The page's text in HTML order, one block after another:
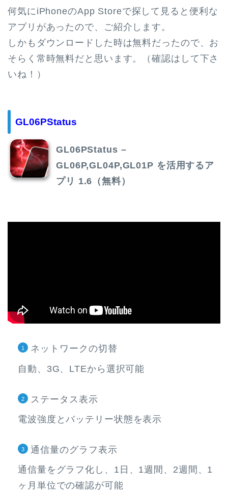
何気にiPhoneのApp Storeで探して見ると便利な
アプリがあったので、ご紹介します。
しかもダウンロードした時は無料だったので、お
そらく常時無料だと思います。（確認はして下さ
いね！）
GL06PStatus
GL06PStatus –
GL06P,GL04P,GL01P を活用するア
プリ 1.6（無料）
ネットワークの切替
自動、3G、LTEから選択可能
ステータス表示
電波強度とバッテリー状態を表示
通信量のグラフ表示
通信量をグラフ化し、1日、1週間、2週間、1
ヶ月単位での確認が可能